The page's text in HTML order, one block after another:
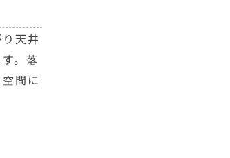
天井
。落
間に